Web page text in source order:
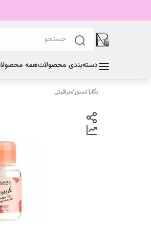
دسته‌بندی محصولاتهمه
نگارآ استور/مراقبتی